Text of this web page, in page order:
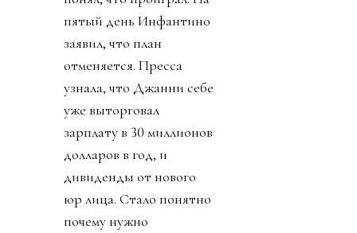
пятый день Инфантино
заявил, что план
отменяется. Пресса
узнала, что Джанни себе
уже выторговал
зарплату в 30 миллионов
долларов в год, и
дивиденды от нового
юр лица. Стало понятно
почему нужно